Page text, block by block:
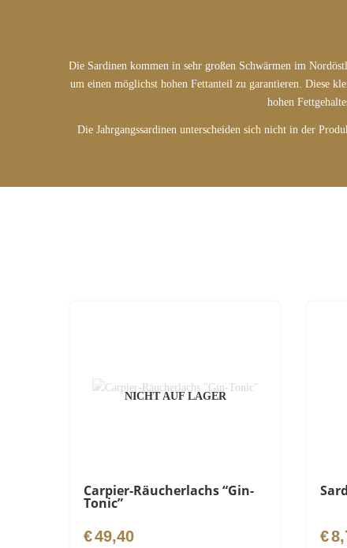
Die Sardinen kommen in sehr großen Schwärmen im
um einen möglichst hohen Fettanteil zu garantieren. Diese
hohen
Die Jahrgangssardinen unterscheiden sich nicht in der
NICHT AUF LAGER
Carpier-Räucherlachs “Gin-
Tonic”
€49,40 €